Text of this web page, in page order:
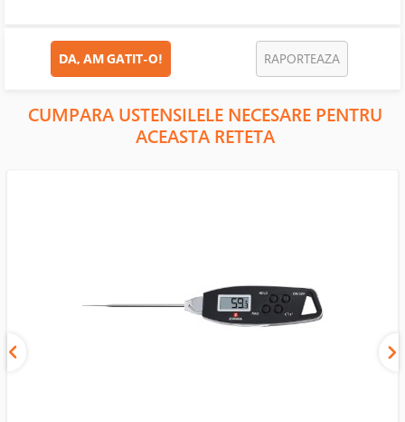
DA, AM GATIT-O! RAPORTEAZA
CUMPARA USTENSILELE NECESARE PENTRU
ACEASTA RETETA